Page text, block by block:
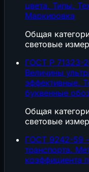
цвета. Типы.
Маркировка
Общая
световые
ГОСТ Р 71323-
Величины
эффективные.
буквенные
Общая
световые
ГОСТ 9242-59
транспорта.
коэффициента